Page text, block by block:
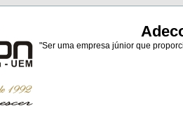
"Ser uma empresa júnior que